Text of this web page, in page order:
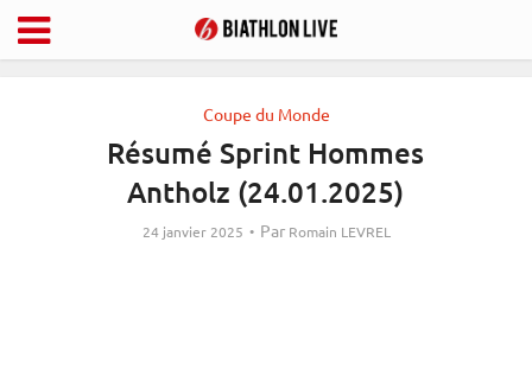
Coupe du Monde
Résumé Sprint Hommes
Antholz (24.01.2025)
24 janvier 2025 Par Romain LEVREL